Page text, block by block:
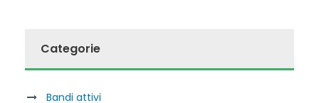
Categorie
Bandi attivi